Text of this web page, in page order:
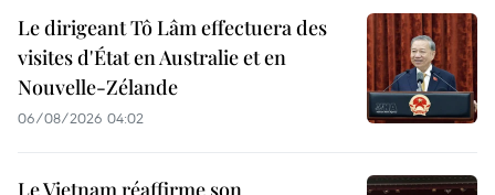
Le dirigeant Tô Lâm effectuera des
visites d'État en Australie et en
Nouvelle-Zélande
06/08/2026 04:02